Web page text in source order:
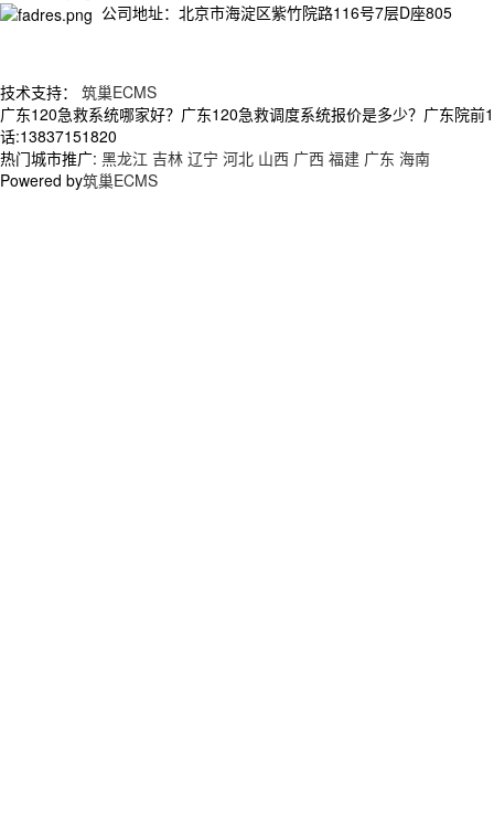
公司地址：北京市海淀区紫竹院路116号7层D座805
技术支持： 筑巢ECMS
广东120急救系统哪家好？广东120急救调度系统报价是多少？广东院
话:13837151820
热门城市推广: 黑龙江 吉林 辽宁 河北 山西 广西 福建 广东 海南
Powered by筑巢ECMS